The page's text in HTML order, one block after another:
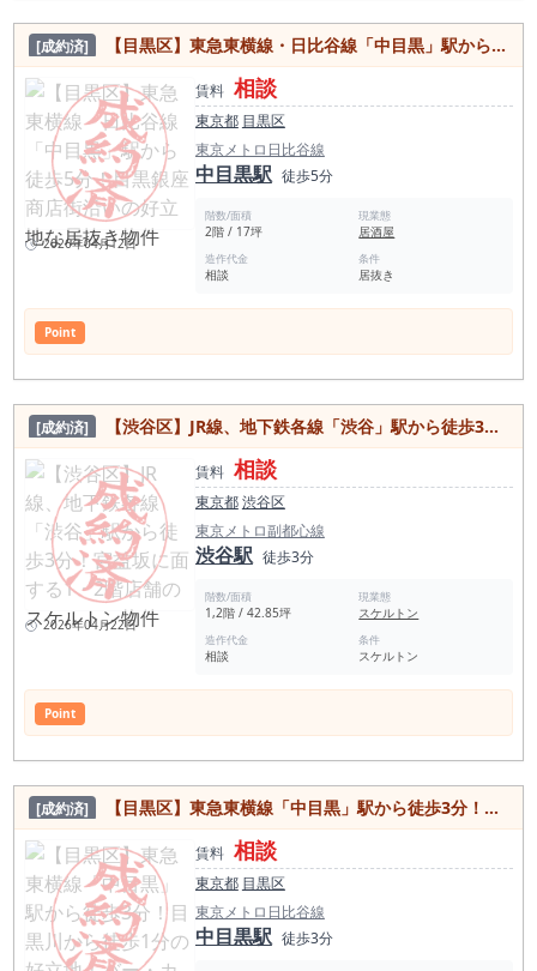
[成約済] 【目黒区】東急東横線・日比谷線「中目黒」駅から徒歩5分！目黒銀座商店街沿いの好立地な居抜き物件
2026年04月12日
賃料 相談
東京都 目黒区
東京メトロ日比谷線
中目黒駅 徒歩5分
階数/面積
2階 / 17坪
現業態
居酒屋
造作代金
相談
条件
居抜き
Point
[成約済] 【渋谷区】JR線、地下鉄各線「渋谷」駅から徒歩3分！宮益坂に面する1・2階店舗のスケルトン物件
2026年04月22日
賃料 相談
東京都渋谷区
東京メトロ副都心線
渋谷駅 徒歩3分
階数/面積
1,2階 / 42.85坪
現業態
スケルトン
造作代金
相談
条件
スケルトン
Point
[成約済] 【目黒区】東急東横線「中目黒」駅から徒歩3分！目黒川から徒歩1分の好立地！バー・カフェなど可能な居抜き物件
賃料 相談
東京都 目黒区
東京メトロ日比谷線
中目黒駅 徒歩3分